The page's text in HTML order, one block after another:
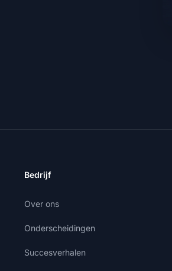
Bedrijf
Over ons
Onderscheidingen
Succesverhalen